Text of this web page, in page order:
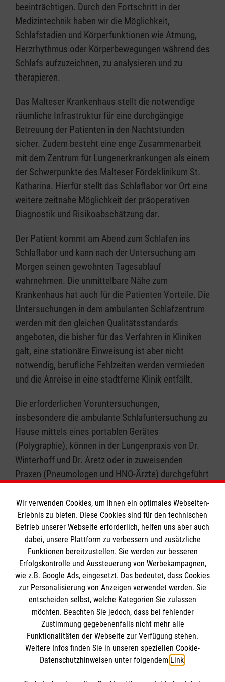
beeinträchtigen. Durch den Fortschritt in der
Medizintechnik haben wir die Möglichkeit,
Schlafstadien und Körperfunktionen wie Atmung,
Herzrhythmus oder Körperbewegungen während des
Schlafs aufzuzeichnen, zu analysieren und zu
therapieren.
Das Malteser Krankenhaus stellt die notwendige
räumliche Infrastruktur für eine durchgängige
Betreuung der Patienten in den Nachtstunden
sicher. Zudem besteht eine enge Zusammenarbeit
mit dem Zentrum für Lungenerkrankungen als einem
der Schwerpunkte des Malteser Fördeklinikum St.
Katharina. Hierfür stellt das Schlaflabor vor Ort eine
weitere zeitnahe Möglichkeit der präoperativen
Diagnostik und Risikoabschätzung dar.
Der Patient kommt am Abend zum Schlafen ins
Schlaflabor und kann nach der Untersuchung am
Morgen seinen gewohnten Tagesablauf
wahrnehmen. Die unmittelbare Nähe zum
Krankenhaus hat auch für die Patienten Vorteile. Die
Untersuchungen in dem ambulanten Schlafzentrum
werden mit den gleichen Qualitätsstandards
angeboten, die bisher für das Verfahren in Kliniken
galt, eine stationäre Einweisung ist aber nicht
notwendig, berufliche Fehlzeiten werden vermieden
und die Anreise in eine stadtferne Klinik entfällt.
Die erforderlichen Voruntersuchungen,
insbesondere die ambulante Schlafuntersuchung zu
Hause mittels eines portablen Gerätes
(Polygraphie), können in der Lungenpraxis von Dr.
Winterhoff und Dr. Aretz oder in zuweisenden
Praxen (Pneumologen und HNO-Ärzte) durchgeführt
anderen Fachrichtungen (u.a. HNO-Ärzten,
Neurologen, Zahnmedizinern etc.).
Eine telefonische Anmeldung ist unter 0461 8071
768 möglich.
Wir verwenden Cookies, um Ihnen ein optimales Webseiten-
Erlebnis zu bieten. Diese Cookies sind für den technischen
Betrieb unserer Webseite erforderlich, helfen uns aber auch
dabei, unsere Plattform zu verbessern und zusätzliche
Funktionen bereitzustellen. Sie werden zur besseren
Erfolgskontrolle und Aussteuerung von Werbekampagnen,
wie z.B. Google Ads, eingesetzt. Das bedeutet, dass Cookies
zur Personalisierung von Anzeigen verwendet werden. Sie
entscheiden selbst, welche Kategorien Sie zulassen
möchten. Beachten Sie jedoch, dass bei fehlender
Zustimmung gegebenenfalls nicht mehr alle
Funktionalitäten der Webseite zur Verfügung stehen.
Weitere Infos finden Sie in unseren speziellen Cookie-
Datenschutzhinweisen unter folgendem Link.